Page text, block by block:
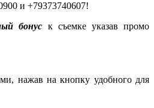
и +79373740607!
бонус к съемке указав промо
нажав на кнопку удобного для